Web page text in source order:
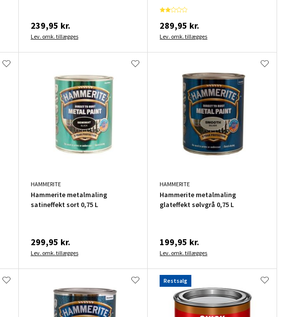
239,95 kr.
Lev. omk. tillægges
289,95 kr.
Lev. omk. tillægges
HAMMERITE
Hammerite metalmaling
satineffekt sort 0,75 L
299,95 kr.
Lev. omk. tillægges
HAMMERITE
Hammerite metalmaling
glateffekt sølvgrå 0,75 L
199,95 kr.
Lev. omk. tillægges
Restsalg